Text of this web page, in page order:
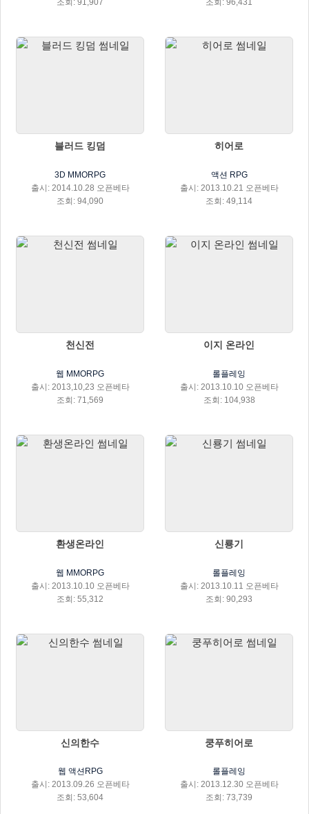
조회: 91,907 조회: 96,431
블러드 킹덤
3D MMORPG
출시: 2014.10.28 오픈베타
조회: 94,090
히어로
액션 RPG
출시: 2013.10.21 오픈베타
조회: 49,114
천신전
웹 MMORPG
출시: 2013,10,23 오픈베타
조회: 71,569
이지 온라인
롤플레잉
출시: 2013.10.10 오픈베타
조회: 104,938
환생온라인
웹 MMORPG
출시: 2013.10.10 오픈베타
조회: 55,312
신룡기
롤플레잉
출시: 2013.10.11 오픈베타
조회: 90,293
신의한수
웹 액션RPG
출시: 2013.09.26 오픈베타
조회: 53,604
쿵푸히어로
롤플레잉
출시: 2013.12.30 오픈베타
조회: 73,739